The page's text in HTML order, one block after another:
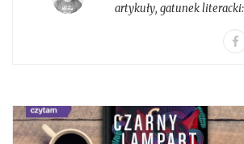
artykuły, gatunek literacki: